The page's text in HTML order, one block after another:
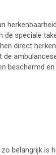
de speciale
direct
beschermd
belangrijk is